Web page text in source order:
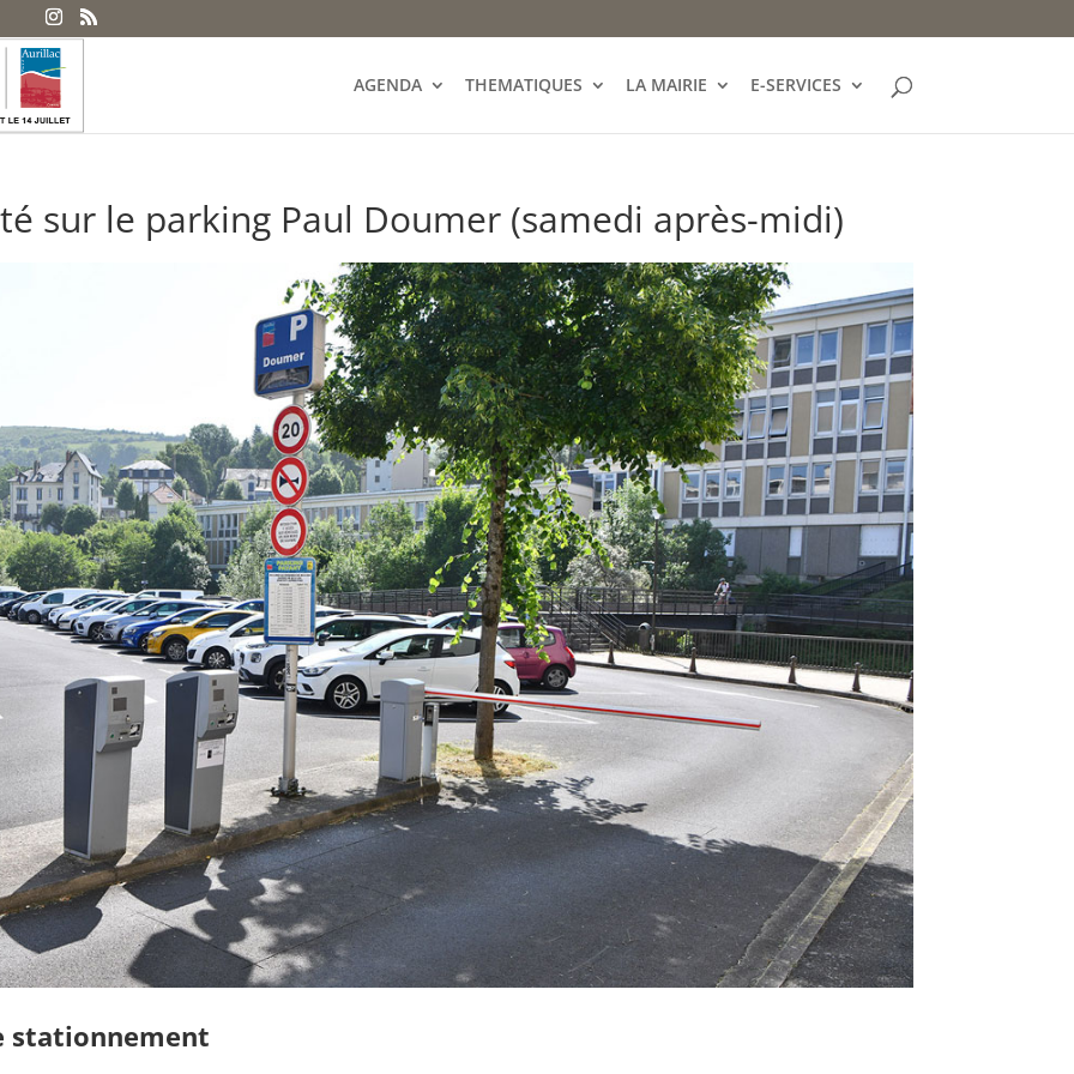
AGENDA THEMATIQUES LA MAIRIE E-SERVICES
sur le parking Paul Doumer (samedi après-midi)
stationnement